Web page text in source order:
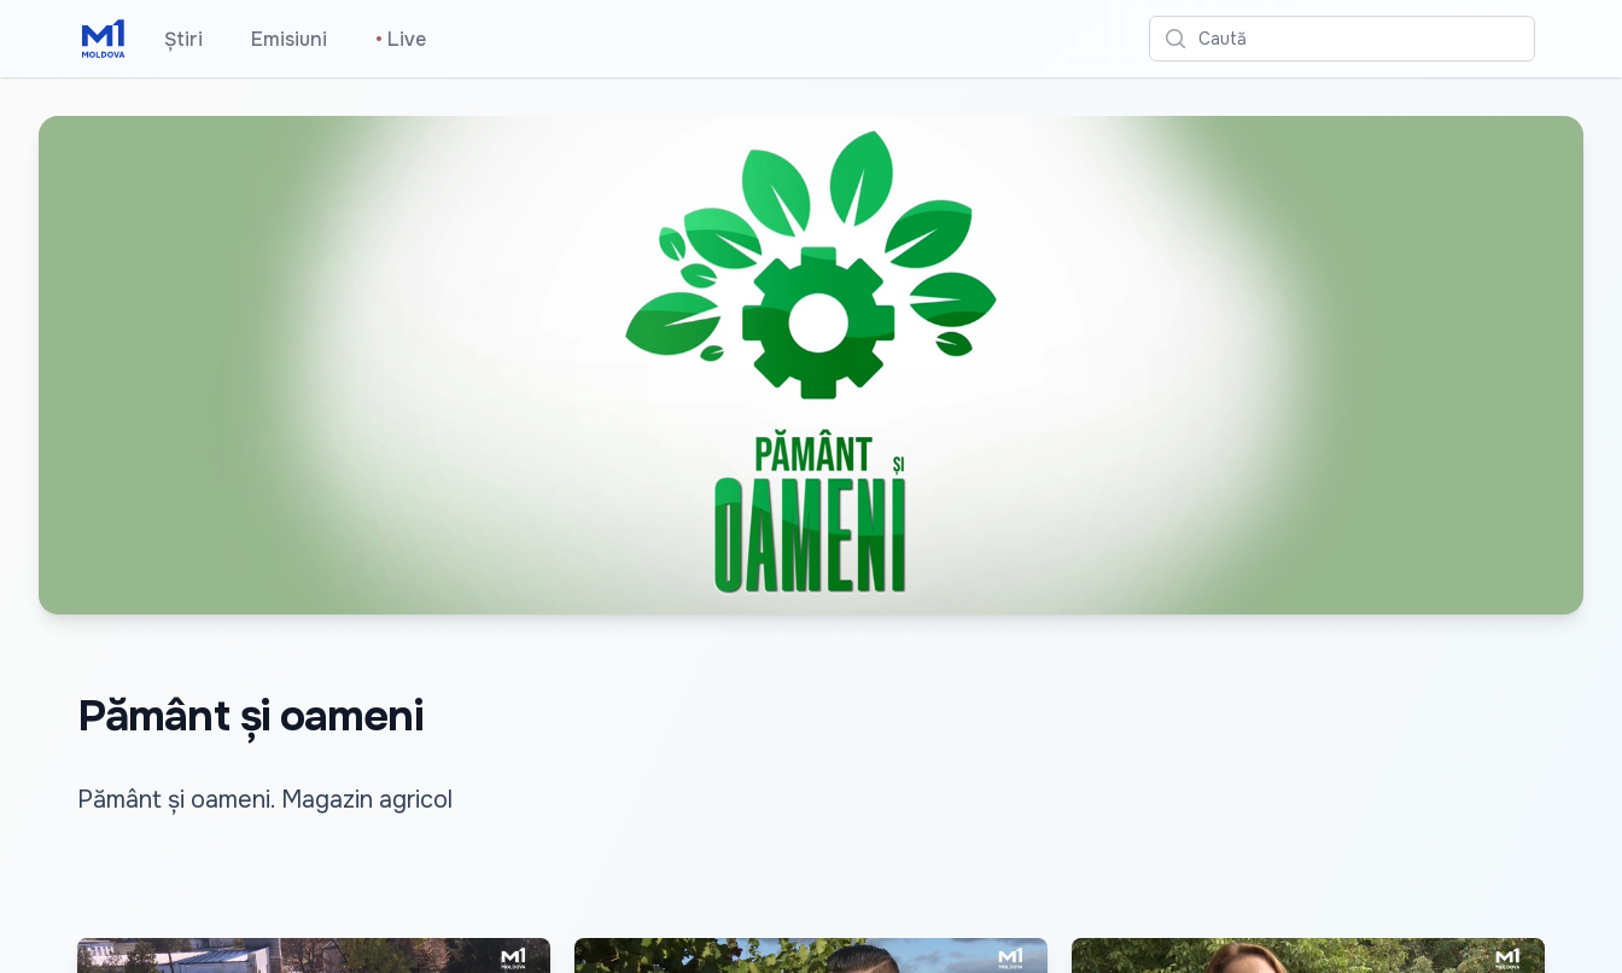
Știri Emisiuni • Live Caută
Pământ și oameni
Pământ și oameni. Magazin agricol